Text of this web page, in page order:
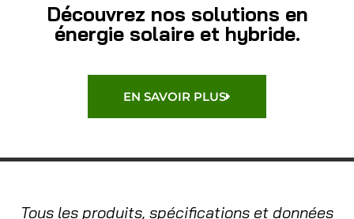
Découvrez nos solutions en
énergie solaire et hybride.
EN SAVOIR PLUS
Tous les produits, spécifications et données